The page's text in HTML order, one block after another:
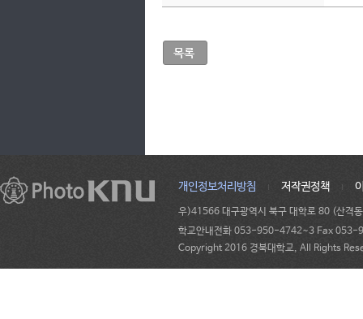
목록
개인정보처리방침 저작권정책
우)41566 대구광역시 북구 대학로 80 (산격
학교안내전화 053-950-4742~3 Fax
Copyright 2016 경북대학교, All Rights